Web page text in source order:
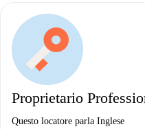
Proprietario
Questo locatore parla Inglese